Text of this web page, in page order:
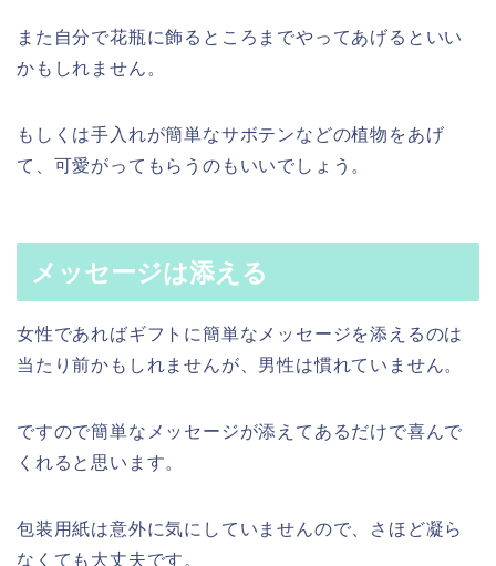
また自分で花瓶に飾るところまでやってあげるといい
かもしれません。
もしくは手入れが簡単なサボテンなどの植物をあげ
て、可愛がってもらうのもいいでしょう。
メッセージは添える
女性であればギフトに簡単なメッセージを添えるのは
当たり前かもしれませんが、男性は慣れていません。
ですので簡単なメッセージが添えてあるだけで喜んで
くれると思います。
包装用紙は意外に気にしていませんので、さほど凝ら
なくても大丈夫です。